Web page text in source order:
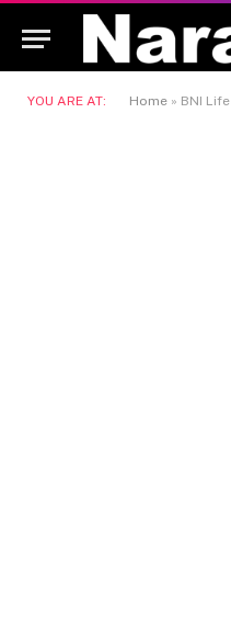
YOU ARE AT: Home » BNI Life